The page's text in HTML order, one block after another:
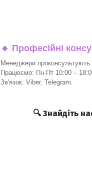
🔹 Професійні
Менеджери проконсультують
Працюємо: Пн-Пт 10:00 –
Зв'язок: Viber, Telegram.
🔍 Знайдіть